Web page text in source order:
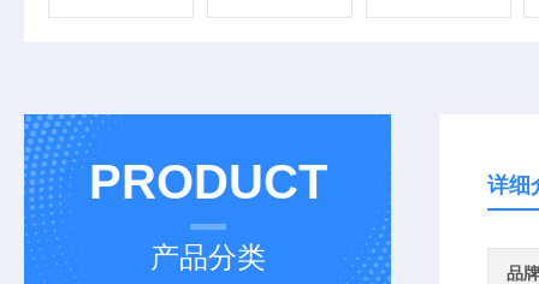
PRODUCT
产品分类
详细
品牌